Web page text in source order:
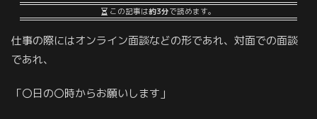
この記事は約3分で読めます。
仕事の際にはオンライン面談などの形であれ、対面での面談
であれ、
「〇日の〇時からお願いします」